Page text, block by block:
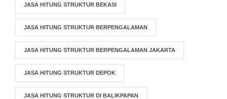
JASA HITUNG STRUKTUR BEKASI
JASA HITUNG STRUKTUR BERPENGALAMAN
JASA HITUNG STRUKTUR BERPENGALAMAN JAKARTA
JASA HITUNG STRUKTUR DEPOK
JASA HITUNG STRUKTUR DI BALIKPAPAN